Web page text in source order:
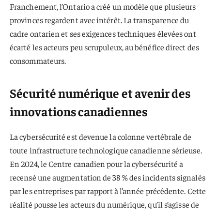
Franchement, l’Ontario a créé un modèle que plusieurs
provinces regardent avec intérêt. La transparence du
cadre ontarien et ses exigences techniques élevées ont
écarté les acteurs peu scrupuleux, au bénéfice direct des
consommateurs.
Sécurité numérique et avenir des
innovations canadiennes
La cybersécurité est devenue la colonne vertébrale de
toute infrastructure technologique canadienne sérieuse.
En 2024, le Centre canadien pour la cybersécurité a
recensé une augmentation de 38 % des incidents signalés
par les entreprises par rapport à l’année précédente. Cette
réalité pousse les acteurs du numérique, qu’il s’agisse de